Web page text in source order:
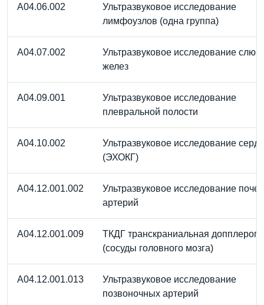
A04.06.002
Ультразвуковое исследование
лимфоузлов (одна группа)
A04.07.002
Ультразвуковое исследование
желез
A04.09.001
Ультразвуковое исследование
плевральной полости
A04.10.002
Ультразвуковое исследование
(ЭХОКГ)
A04.12.001.002
Ультразвуковое исследование
артерий
A04.12.001.009
ТКДГ транскраниальная
(сосуды головного мозга)
A04.12.001.013
Ультразвуковое исследование
позвоночных артерий